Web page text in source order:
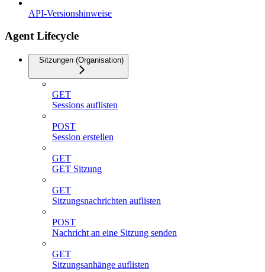
API-Versionshinweise
Agent Lifecycle
Sitzungen (Organisation)
GET
Sessions auflisten
POST
Session erstellen
GET
GET Sitzung
GET
Sitzungsnachrichten auflisten
POST
Nachricht an eine Sitzung senden
GET
Sitzungsanhänge auflisten